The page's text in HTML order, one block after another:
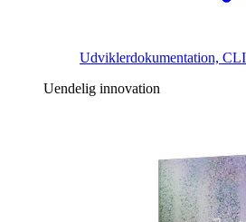
Udviklerdokumentation,
Uendelig innovation